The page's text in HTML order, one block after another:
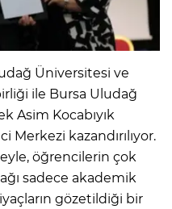
Üniversitesi ve
ile Bursa Uludağ
Asim Kocabıyık
Merkezi kazandırılıyor.
öğrencilerin çok
sadece akademik
gözetildiği bir